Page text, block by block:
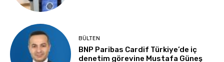
BÜLTEN
BNP Paribas Cardif Türkiye’de iç
denetim görevine Mustafa Güneş